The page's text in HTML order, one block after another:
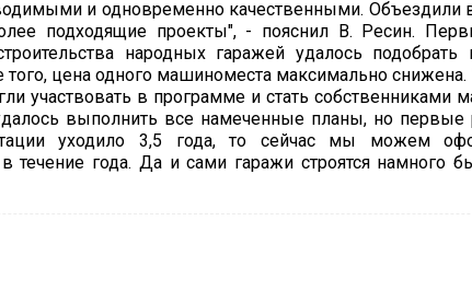
и одновременно качественными. Объездили
подходящие проекты", - пояснил В. Ресин.
народных гаражей удалось
цена одного машиноместа максимально снижена.
участвовать в программе и стать собственниками
выполнить все намеченные планы, но первые
уходило 3,5 года, то сейчас мы можем
течение года. Да и сами гаражи строятся намного